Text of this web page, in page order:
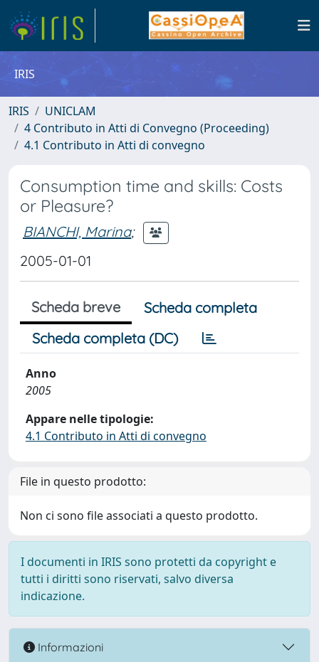
IRIS
IRIS
UNICLAM
4 Contributo in Atti di Convegno (Proceeding)
4.1 Contributo in Atti di convegno
Consumption time and skills: Costs
or Pleasure?
BIANCHI, Marina;
2005-01-01
Scheda breve
Scheda completa
Scheda completa (DC)
Anno
2005
Appare nelle tipologie:
4.1 Contributo in Atti di convegno
File in questo prodotto:
Non ci sono file associati a questo prodotto.
I documenti in IRIS sono protetti da copyright e
tutti i diritti sono riservati, salvo diversa
indicazione.
Informazioni